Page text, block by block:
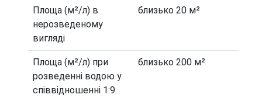
Площа (м²/л) в
нерозведеному
вигляді
близько 20 м²
Площа (м²/л) при
розведенні водою у
співвідношенні 1:9.
близько 200 м²